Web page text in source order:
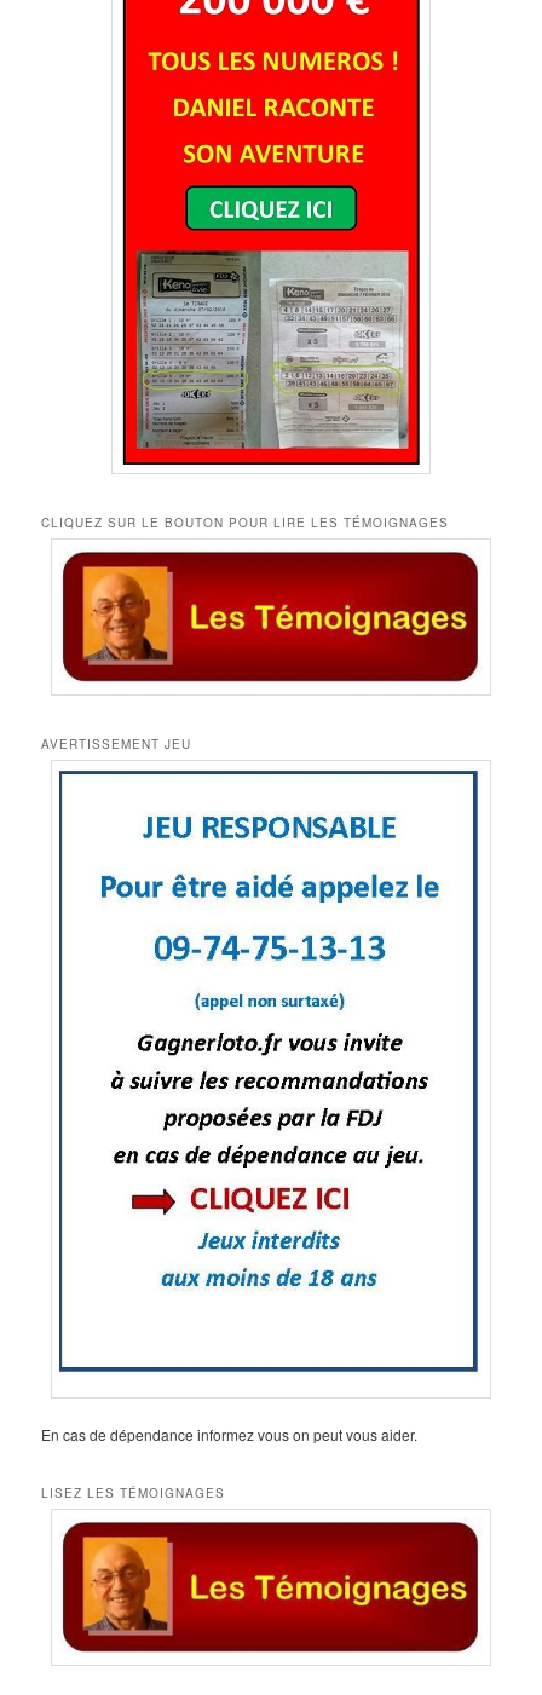
CLIQUEZ SUR LE BOUTON POUR LIRE LES TÉMOIGNAGES
AVERTISSEMENT JEU
En cas de dépendance informez vous on peut vous aider.
LISEZ LES TÉMOIGNAGES